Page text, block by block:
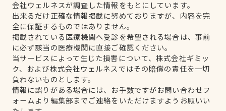
会社ウェルネスが調査した情報をもとにしています。
出来るだけ正確な情報掲載に努めておりますが、内容を完
全に保証するものではありません。
掲載されている医療機関へ受診を希望される場合は、事前
に必ず該当の医療機関に直接ご確認ください。
当サービスによって生じた損害について、株式会社ギミッ
ク、および株式会社ウェルネスではその賠償の責任を一切
負わないものとします。
情報に誤りがある場合には、お手数ですがお問い合わせフ
ォームより編集部までご連絡をいただけますようお願いい